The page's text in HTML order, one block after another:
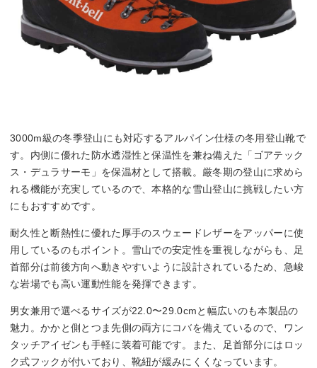
3000m級の冬季登山にも対応するアルパイン仕様の冬用登山靴で
す。内側に優れた防水透湿性と保温性を兼ね備えた「ゴアテック
ス・デュラサーモ」を保温材として搭載。厳冬期の登山に求めら
れる機能が充実しているので、本格的な雪山登山に挑戦したい方
にもおすすめです。
耐久性と断熱性に優れた厚手のスウェードレザーをアッパーに使
用しているのもポイント。雪山での安定性を重視しながらも、足
首部分は前後方向へ動きやすいように設計されているため、急峻
な岩場でも高い運動性能を発揮できます。
男女兼用で選べるサイズが22.0〜29.0cmと幅広いのも本製品の
魅力。かかと側とつま先側の両方にコバを備えているので、ワン
タッチアイゼンも手軽に装着可能です。また、足首部分にはロッ
ク式フックが付いており、靴紐が緩みにくくなっています。